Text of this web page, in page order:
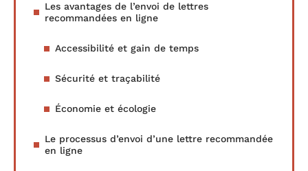
Les avantages de l’envoi de lettres
recommandées en ligne
Accessibilité et gain de temps
Sécurité et traçabilité
Économie et écologie
Le processus d’envoi d’une lettre recommandée
en ligne